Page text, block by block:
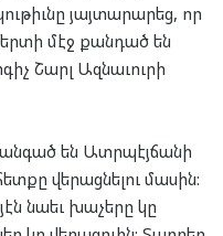
յայտարարեց, որ
մէջ քանդած են
Շարլ Ազնաւուրի
են Ատրպէյճանի
վերացնելու մասին:
նաեւ խաչերը կը